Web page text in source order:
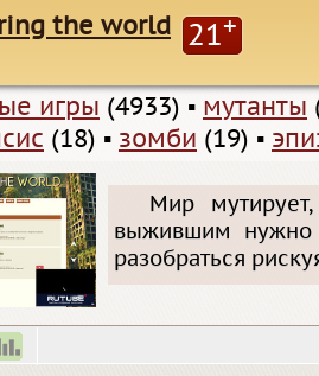
the world 21+
игры (4933) ▪ мутанты
(18) ▪ зомби (19) ▪
Мир
выжившим нужно
разобраться